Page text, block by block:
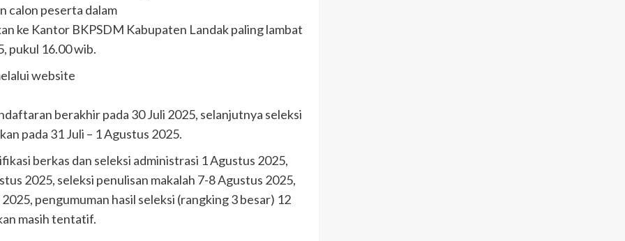
calon peserta dalam
ke Kantor BKPSDM Kabupaten Landak paling lambat
pukul 16.00 wib.
website
berakhir pada 30 Juli 2025, selanjutnya seleksi
pada 31 Juli – 1 Agustus 2025.
berkas dan seleksi administrasi 1 Agustus 2025,
2025, seleksi penulisan makalah 7-8 Agustus 2025,
pengumuman hasil seleksi (rangking 3 besar) 12
masih tentatif.